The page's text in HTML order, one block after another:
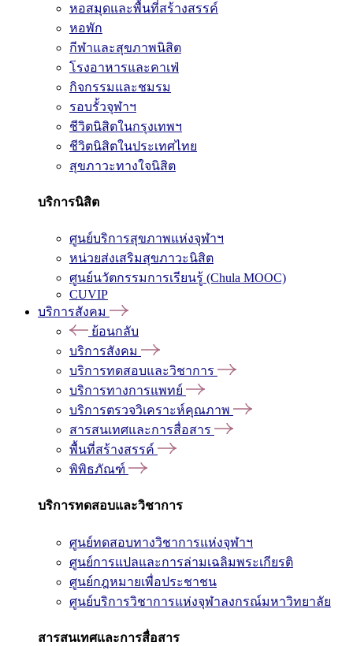
หอสมุดและพื้นที่สร้างสรรค์
หอพัก
กีฬาและสุขภาพนิสิต
โรงอาหารและคาเฟ่
กิจกรรมและชมรม
รอบรั้วจุฬาฯ
ชีวิตนิสิตในกรุงเทพฯ
ชีวิตนิสิตในประเทศไทย
สุขภาวะทางใจนิสิต
บริการนิสิต
ศูนย์บริการสุขภาพแห่งจุฬาฯ
หน่วยส่งเสริมสุขภาวะนิสิต
ศูนย์นวัตกรรมการเรียนรู้ (Chula MOOC)
CUVIP
บริการสังคม
ย้อนกลับ
บริการสังคม
บริการทดสอบและวิชาการ
บริการทางการแพทย์
บริการตรวจวิเคราะห์คุณภาพ
สารสนเทศและการสื่อสาร
พื้นที่สร้างสรรค์
พิพิธภัณฑ์
บริการทดสอบและวิชาการ
ศูนย์ทดสอบทางวิชาการแห่งจุฬาฯ
ศูนย์การแปลและการล่ามเฉลิมพระเกียรติ
ศูนย์กฎหมายเพื่อประชาชน
ศูนย์บริการวิชาการแห่งจุฬาลงกรณ์มหาวิทยาลัย
สารสนเทศและการสื่อสาร